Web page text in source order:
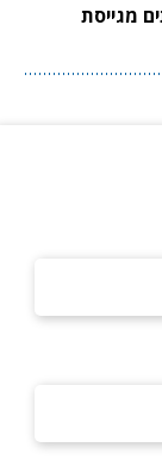
מגייסת